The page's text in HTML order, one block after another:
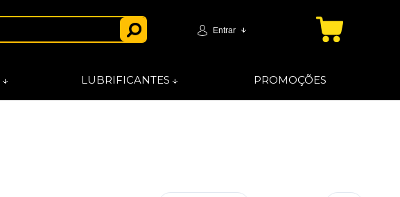
Entrar
LUBRIFICANTES PROMOÇÕES